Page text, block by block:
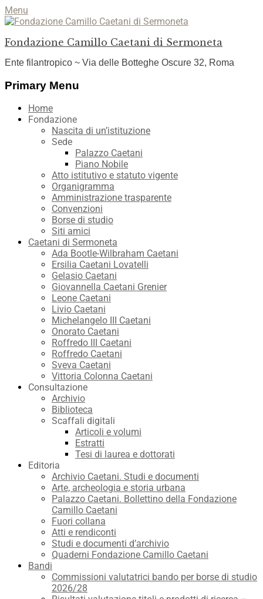
Menu
Fondazione Camillo Caetani di Sermoneta
Ente filantropico ~ Via delle Botteghe Oscure 32, Roma
Facebook
YouTube
Instagram
Primary Menu
Skip
Home
Fondazione
Nascita di un’istituzione
Sede
Palazzo Caetani
Piano Nobile
Atto istitutivo e statuto vigente
Organigramma
Amministrazione trasparente
Convenzioni
Borse di studio
Siti amici
Caetani di Sermoneta
Ada Bootle-Wilbraham Caetani
Ersilia Caetani Lovatelli
Gelasio Caetani
Giovannella Caetani Grenier
Leone Caetani
Livio Caetani
Michelangelo III Caetani
Onorato Caetani
Roffredo III Caetani
Roffredo Caetani
Sveva Caetani
Vittoria Colonna Caetani
Consultazione
Archivio
Biblioteca
Scaffali digitali
Articoli e volumi
Estratti
Tesi di laurea e dottorati
Editoria
Archivio Caetani. Studi e documenti
Arte, archeologia e storia urbana
Palazzo Caetani. Bollettino della Fondazione
Camillo Caetani
Fuori collana
Atti e rendiconti
Studi e documenti d’archivio
Quaderni Fondazione Camillo Caetani
Bandi
Commissioni valutatrici bando per borse di studio
2026/28